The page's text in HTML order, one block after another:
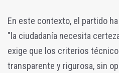
En este contexto, el partido
"la ciudadanía necesita
exige que los criterios
transparente y rigurosa, sin